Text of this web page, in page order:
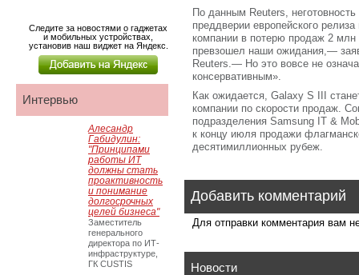
По данным Reuters,
преддверии европейского
компании в потерю продаж 2
превзошел наши ожидания,—
Reuters.— Но это вовсе не
консервативным».
Как ожидается, Galaxy S III
компании по скорости продаж.
подразделения Samsung IT &
к концу июля продажи
десятимиллионных рубеж.
Добавить комментарий
Для отправки комментария вам
Новости
Следите за новостями о гаджетах
и мобильных устройствах,
установив наш виджет на Яндекс.
Интервью
Алесандр
Габидулин:
"Принципами
работы ИТ
должны стать
проактивность
и понимание
долгосрочных
целей бизнеса"
Заместитель
генерального
директора по ИТ-
инфраструктуре,
ГК CUSTIS